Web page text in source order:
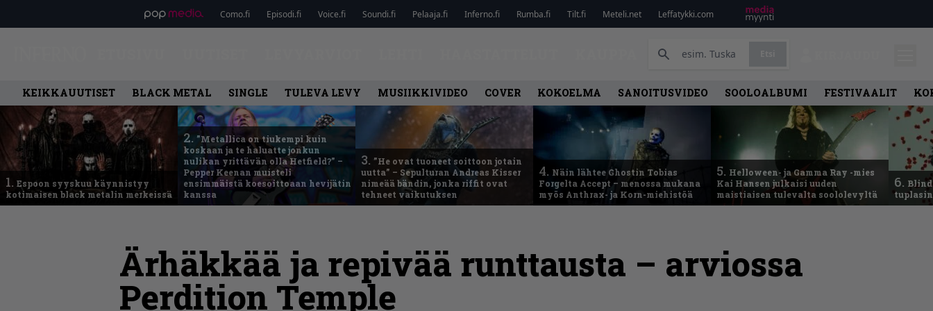
Como.fi Episodi.fi Voice.fi Soundi.fi Pelaaja.fi Inferno.fi Rumba.fi Tilt.fi Meteli.net Leffatykki.com
KEIKKAUUTISET BLACK METAL SINGLE TULEVA LEVY MUSIIKKIVIDEO COVER KOKOELMA SANOITUSVIDEO SOOLOALBUMI FESTIVAALIT
1. Espoon syyskuu käynnistyy
kotimaisen black metalin merkeissä
2. ”Metallica on tiukempi kuin
koskaan ja te haluatte jonkun
nulikan yrittävän olla Hetfield?” –
Pepper Keenan muisteli
ensimmäistä koesoittoaan hevijätin
kanssa
3. ”He ovat tuoneet soittoon jotain
uutta” – Sepulturan Andreas Kisser
nimeää bändin, jonka riffit ovat
tehneet vaikutuksen
4. Näin lähtee Ghostin Tobias
Forgelta Accept – menossa mukana
myös Anthrax- ja Korn-miehistöä
5. Helloween- ja Gamma Ray -mies
Kai Hansen julkaisi uuden
maistiaisen tulevalta soololevyltä
6.
Ärhäkkää ja repivää runttausta – arviossa
Perdition Temple